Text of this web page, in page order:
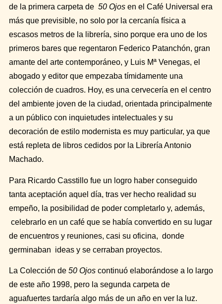
de la primera carpeta de 50 Ojosen el Café Universal era
más que previsible, no solo por la cercanía física a
escasos metros de la librería, sino porque era uno de los
primeros bares que regentaron Federico Patanchón, gran
amante del arte contemporáneo, y Luis Mª Venegas, el
abogado y editor que empezaba tímidamente una
colección de cuadros. Hoy, es una cervecería en el centro
del ambiente joven de la ciudad, orientada principalmente
a un público con inquietudes intelectuales y su
decoración de estilo modernista es muy particular, ya que
está repleta de libros cedidos por la Librería Antonio
Machado.
Para Ricardo Casstillo fue un logro haber conseguido
tanta aceptación aquel día, tras ver hecho realidad su
empeño, la posibilidad de poder completarlo y, además,
celebrarlo en un café que se había convertido en su lugar
de encuentros y reuniones, casi su oficina, donde
germinaban ideas y se cerraban proyectos.
La Colección de 50 Ojoscontinuó elaborándose a lo largo
de este año 1998, pero la segunda carpeta de
aguafuertes tardaría algo más de un año en ver la luz.